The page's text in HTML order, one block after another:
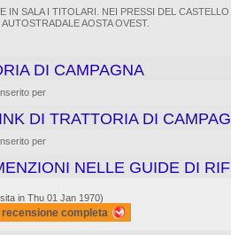
IN SALA I TITOLARI. NEI PRESSI DEL
AOSTA OVEST.
DI CAMPAGNA
per
DI TRATTORIA DI
per
NELLE GUIDE DI
in Thu 01 Jan 1970)
recensione completa